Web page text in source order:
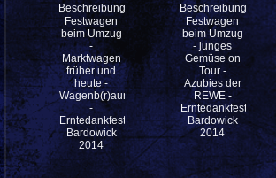
Beschreibung:
Festwagen
beim Umzug
-
Marktwagen
früher und
heute -
Wagenb(r)aumeister
-
Erntedankfestes
Bardowick
2014
Beschreibung:
Festwagen
beim Umzug
- junges
Gemüse on
Tour -
Azubies der
REWE -
Erntedankfestes
Bardowick
2014